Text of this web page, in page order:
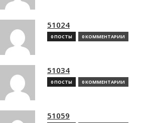
51024
0 ПОСТЫ 0 КОММЕНТАРИИ
51034
0 ПОСТЫ 0 КОММЕНТАРИИ
51059